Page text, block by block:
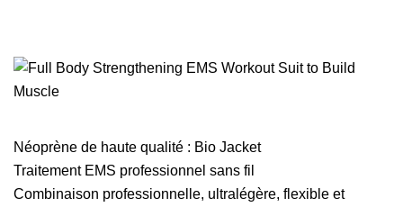
Néoprène de haute qualité : Bio Jacket
Traitement EMS professionnel sans fil
Combinaison professionnelle, ultralégère, flexible et